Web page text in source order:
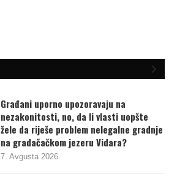
Građani uporno upozoravaju na
nezakonitosti, no, da li vlasti uopšte
žele da riješe problem nelegalne gradnje
na gradačačkom jezeru Vidara?
7. Avgusta 2026.